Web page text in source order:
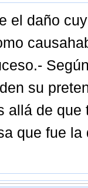
el daño
su
allá de
que fue